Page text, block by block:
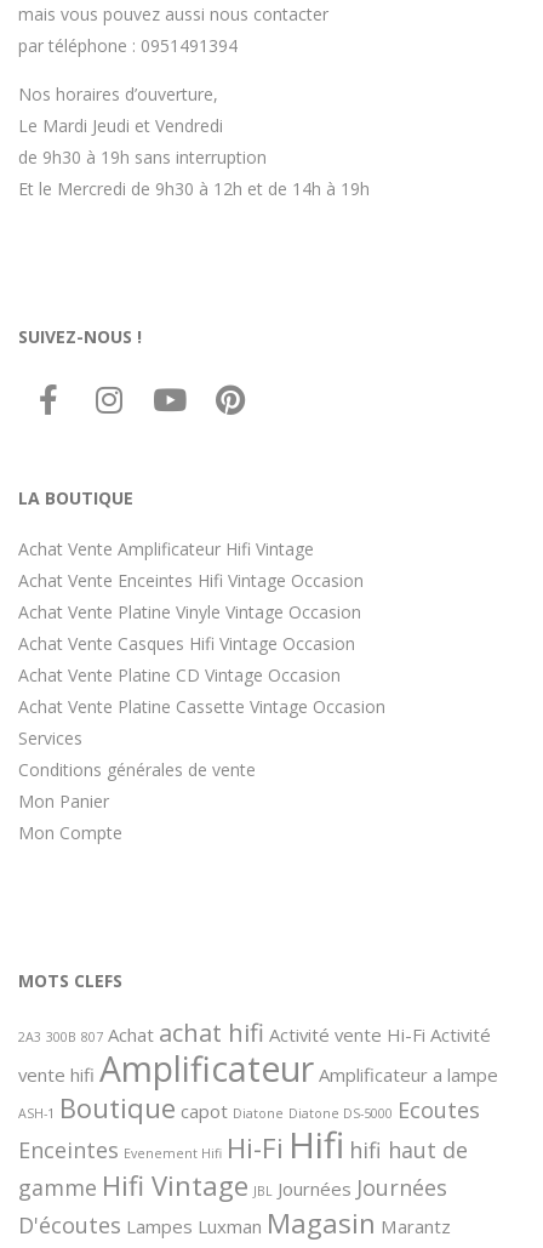
mais vous pouvez aussi nous contacter
par téléphone : 0951491394
Nos horaires d’ouverture,
Le Mardi Jeudi et Vendredi
de 9h30 à 19h sans interruption
Et le Mercredi de 9h30 à 12h et de 14h à 19h
SUIVEZ-NOUS !
LA BOUTIQUE
Achat Vente Amplificateur Hifi Vintage
Achat Vente Enceintes Hifi Vintage Occasion
Achat Vente Platine Vinyle Vintage Occasion
Achat Vente Casques Hifi Vintage Occasion
Achat Vente Platine CD Vintage Occasion
Achat Vente Platine Cassette Vintage Occasion
Services
Conditions générales de vente
Mon Panier
Mon Compte
MOTS CLEFS
2A3 300B 807 Achat achat hifi Activité vente Hi-Fi Activité
vente hifi Amplificateur Amplificateur a lampe
ASH-1 Boutique capot Diatone Diatone DS-5000 Ecoutes
Enceintes Evenement Hifi Hi-Fi Hifi hifi haut de
gamme Hifi Vintage JBL Journées Journées
D'écoutes Lampes Luxman Magasin Marantz